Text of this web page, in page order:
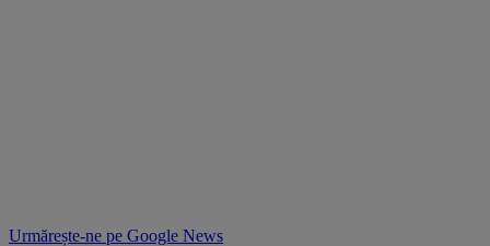
Urmărește-ne pe Google News